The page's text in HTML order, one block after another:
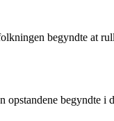
begyndte at
begyndte i